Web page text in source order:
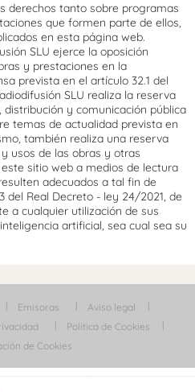
derechos tanto sobre programas
que formen parte de ellos,
en esta página web.
SLU ejerce la oposición
y prestaciones en la
prevista en el artículo 32.1 del
SLU realiza la reserva
y comunicación pública
temas de actualidad prevista en
también realiza una reserva
usos de las obras y otras
sitio web a medios de lectura
adecuados a tal fin de
del Real Decreto - ley 24/2021, de
a cualquier utilización de sus
artificial, sea cual sea su
Emisoras
Aviso legal
Política de Cookies
de Cookies